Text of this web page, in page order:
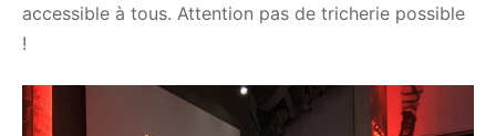
accessible à tous. Attention pas de tricherie possible
!